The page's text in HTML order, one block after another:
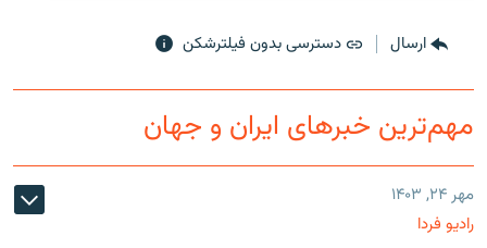
ارسال دسترسی بدون فیلترشکن
مهم‌ترین خبرهای ایران و جهان
مهر ۲۴, ۱۴۰۳
رادیو فردا